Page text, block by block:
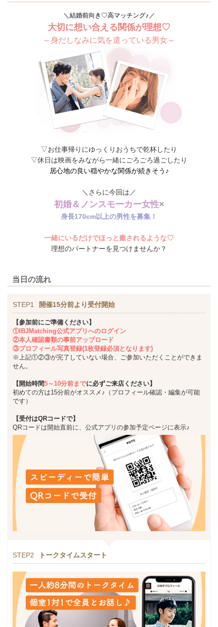
＼結婚前向き♡高マッチング♪／
大切に想い合える関係が理想♡
～身だしなみに気を遣っている男女～
▽お仕事帰りにゆっくりおうちで乾杯したり
▽休日は映画をみながら一緒にごろごろ過ごしたり
居心地の良い穏やかな関係が続きそう♪
＼さらに今回は／
初婚＆ノンスモーカー女性×
身長170cm以上の男性を募集！
一緒にいるだけでほっと癒されるような♡
理想のパートナーを見つけませんか？
当日の流れ
STEP1 開催15分前より受付開始
【参加前にご準備ください】
①IBJMatching公式アプリへのログイン
②本人確認書類の事前アップロード
③プロフィール写真登録(1枚登録必須となります)
※上記①②③が完了していない場合、ご参加いただくことができま
せん。
【開始時間5～10分前までに必ずご来店ください】
初めての方は15分前がオススメ♪（プロフィール確認・編集が可能
です）
【受付はQRコードで】
QRコードは開始直前に、公式アプリの参加予定ページに表示♪
STEP2 トークタイムスタート